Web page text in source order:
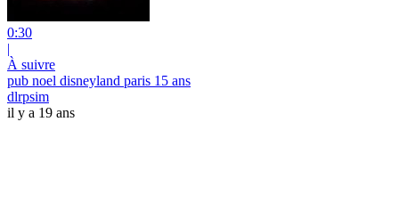
0:30
|
À suivre
pub noel disneyland paris 15 ans
dlrpsim
il y a 19 ans